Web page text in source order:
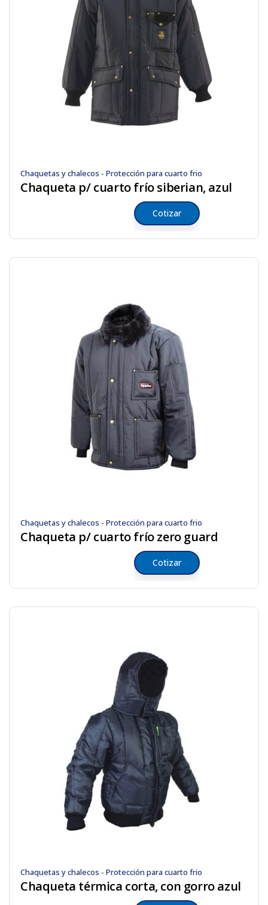
Chaquetas y chalecos - Protección para cuarto frio
Chaqueta p/ cuarto frío siberian, azul
Cotizar
Chaquetas y chalecos - Protección para cuarto frio
Chaqueta p/ cuarto frío zero guard
Cotizar
Chaquetas y chalecos - Protección para cuarto frio
Chaqueta térmica corta, con gorro azul